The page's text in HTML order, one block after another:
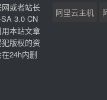
或者站长
3.0 CN
本站文章
版权的资
24h内删
阿里云主机